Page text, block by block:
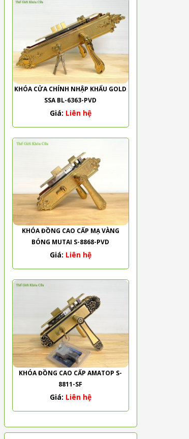
KHÓA CỬA CHÍNH NHẬP KHẨU GOLD
SSA BL-6363-PVD
Giá: Liên hệ
KHÓA ĐỒNG CAO CẤP MẠ VÀNG
BÓNG MUTAI S-8868-PVD
Giá: Liên hệ
KHÓA ĐỒNG CAO CẤP AMATOP S-
8811-SF
Giá: Liên hệ